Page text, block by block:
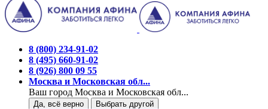
8 (800) 234-91-02
8 (495) 660-91-02
8 (926) 800 09 55
Москва и Московская обл...
Ваш город Москва и Московская обл...
Да, всё верно Выбрать другой